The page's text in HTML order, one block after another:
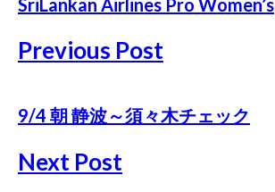
Previous Post
9/4 朝 静波～須々木チェック
Next Post